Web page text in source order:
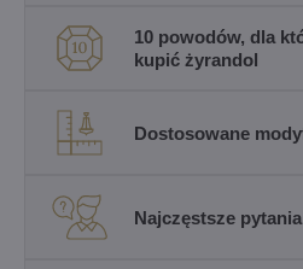
10 powodów, dla
kupić żyrandol
Dostosowane
Najczęstsze pytania